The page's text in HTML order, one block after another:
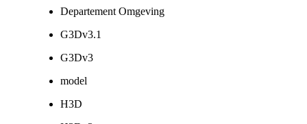
Departement Omgeving
G3Dv3.1
G3Dv3
model
H3D